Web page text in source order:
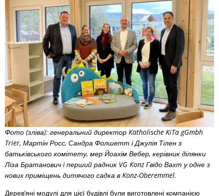
Фото (зліва): генеральний директор Katholische KiTa gGmbh
Trier, Мартін Росс, Сандра Фолшетт і Джулія Тілен з
батьківського комітету, мер Йоахім Вебер, керівник ділянки
Ліза Братанович і перший радник VG Konz Гвідо Вахт у одне з
нових приміщень дитячого садка в Konz-Oberemmel.
Дерев’яні модулі для цієї будівлі були виготовлені компанією